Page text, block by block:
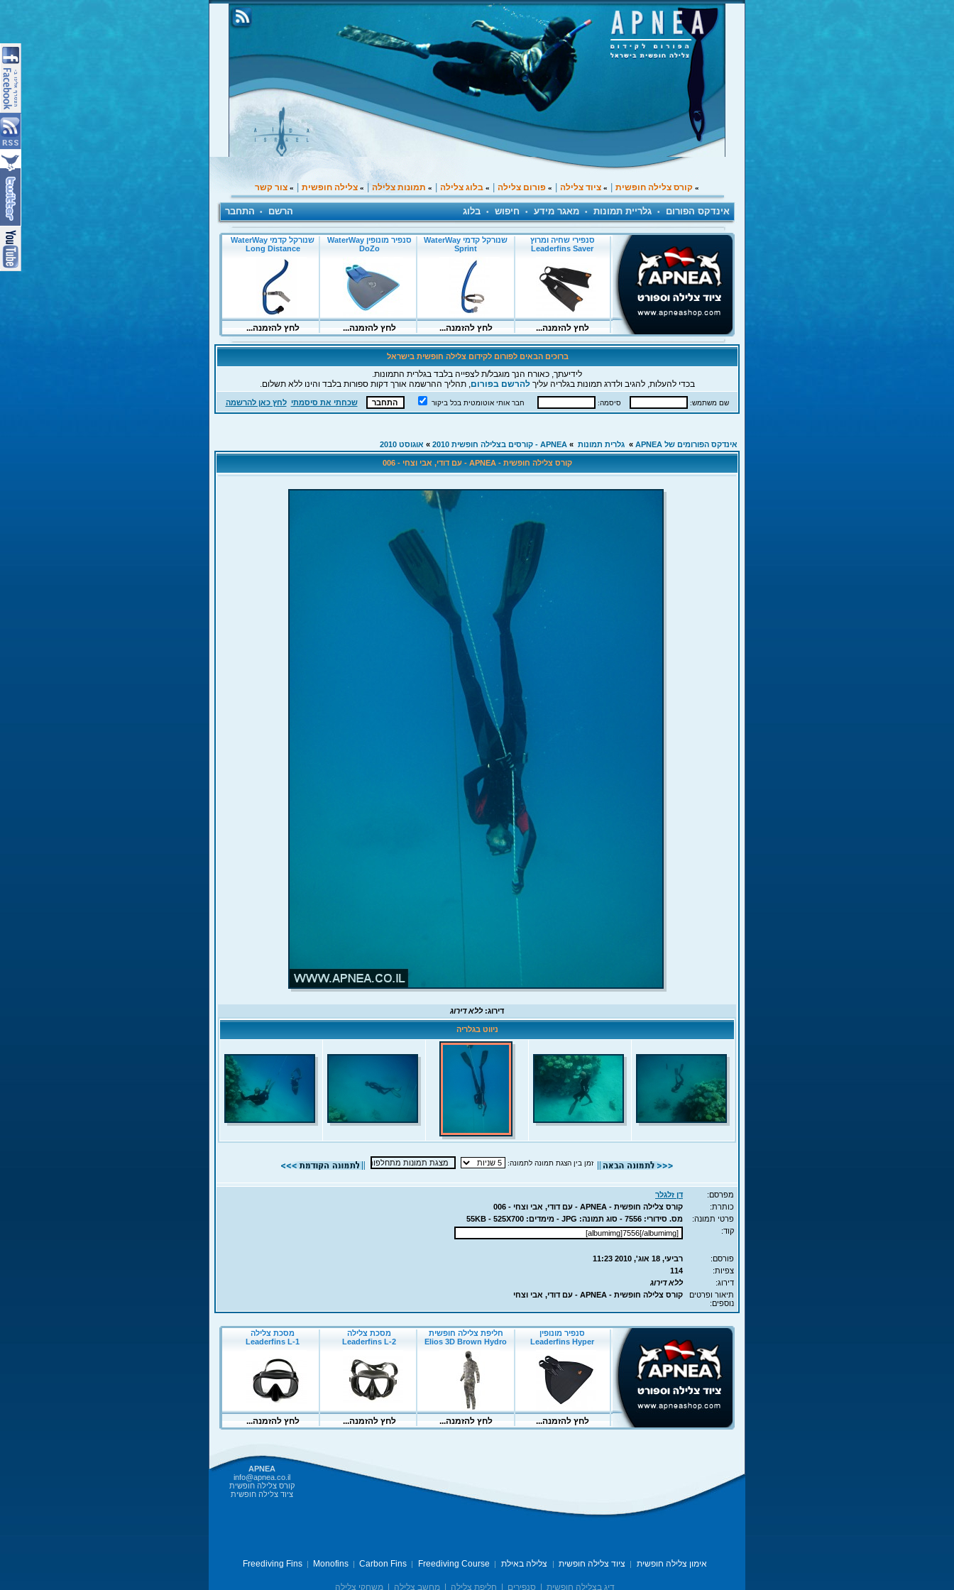
» קורס צלילה חופשית |
» ציוד צלילה |
» פורום צלילה |
» בלוג צלילה |
» תמונות צלילה |
» צלילה חופשית |
» צור קשר
אינדקס הפורום • גלריית תמונות • מאגר מידע • חיפוש • בלוג הרשם • התחבר
ברוכים הבאים לפורום לקידום צלילה חופשית בישראל
לידיעתך, כאורח הנך מוגבל/ת לצפייה בלבד בגלרית התמונות.
בכדי להעלות, להגיב ולדרג תמונות בגלריה עליךלהרשם בפורום, תהליך ההרשמה אורך דקות ספורות בלבד והינו ללא תשלום.
שם משתמש: סיסמה: חבר אותי אוטומטית בכל ביקור שכחתי את סיסמתי לחץ כאן להרשמה
אינדקס הפורומים של APNEA » גלרית תמונות » APNEA - קורסים בצלילה חופשית 2010 » אוגוסט 2010
קורס צלילה חופשית - APNEA - עם דודי, אבי וצחי - 006
דירוג:ללא דירוג
ניווט בגלריה
זמן בין הצגת תמונה לתמונה:
מפרסם:
דן זלגלר
כותרת:
קורס צלילה חופשית - APNEA - עם דודי, אבי וצחי - 006
פרטי תמונה:
מס. סידורי: 7556 - סוג תמונה: JPG - מימדים: 55KB - 525X700
קוד:
פורסם:
רביעי, 18 אוג', 2010 11:23
צפיות:
114
דירוג:
ללא דירוג
תיאור ופרטים
נוספים:
קורס צלילה חופשית - APNEA - עם דודי, אבי וצחי
APNEA
info@apnea.co.il
קורס צלילה חופשית
ציוד צלילה חופשית
אימון צלילה חופשית | ציוד צלילה חופשית | צלילה באילת |
Freediving Fins| Monofins| Carbon Fins| Freediving Course
דיג בצלילה חופשית סנפירים חליפת צלילה מחשב צלילה משחקי צלילה